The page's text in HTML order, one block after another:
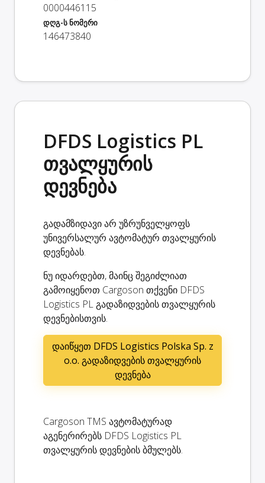
0000446115
დღგ-ს ნომერი
146473840
DFDS Logistics PL
თვალყურის
დევნება
გადამზიდავი არ უზრუნველყოფს
უნივერსალურ ავტომატურ თვალყურის
დევნებას.
ნუ იდარდებთ, მაინც შეგიძლიათ
გამოიყენოთ Cargoson თქვენი DFDS
Logistics PL გადაზიდვების თვალყურის
დევნებისთვის.
დაიწყეთ DFDS Logistics Polska Sp. z
o.o. გადაზიდვების თვალყურის
დევნება
Cargoson TMS ავტომატურად
აგენერირებს DFDS Logistics PL
თვალყურის დევნების ბმულებს.